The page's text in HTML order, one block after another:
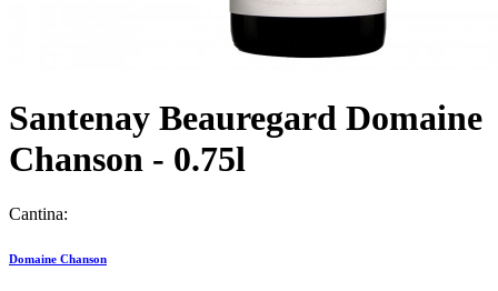
Santenay Beauregard Domaine
Chanson - 0.75l
Cantina:
Domaine Chanson